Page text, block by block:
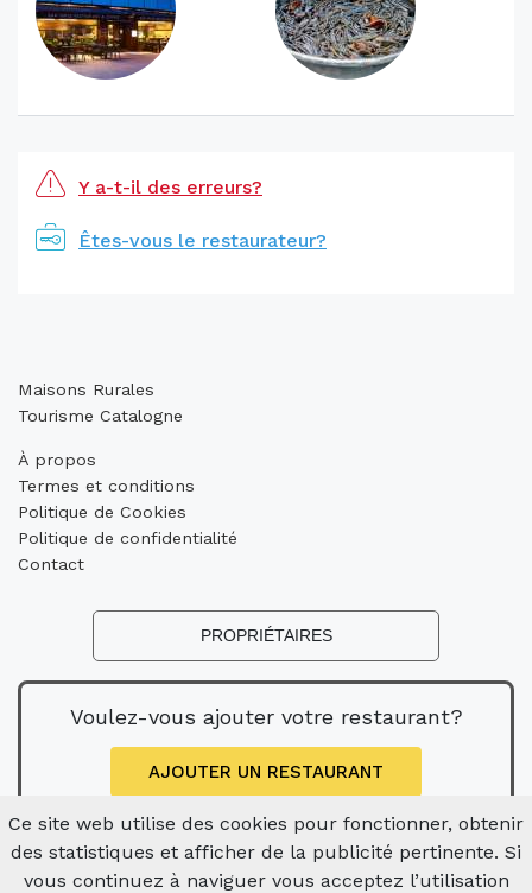
Y a-t-il des erreurs?
Êtes-vous le restaurateur?
Maisons Rurales
Tourisme Catalogne
À propos
Termes et conditions
Politique de Cookies
Politique de confidentialité
Contact
PROPRIÉTAIRES
Voulez-vous ajouter votre restaurant?
AJOUTER UN RESTAURANT
Ce site web utilise des cookies pour fonctionner, obtenir
des statistiques et afficher de la publicité pertinente. Si
vous continuez à naviguer vous acceptez l’utilisation